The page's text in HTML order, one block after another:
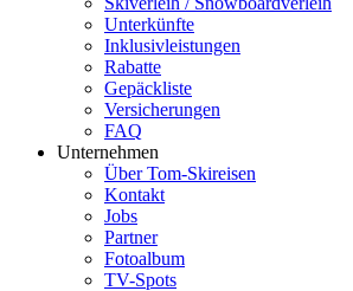
Unterkünfte
Inklusivleistungen
Rabatte
Gepäckliste
Versicherungen
FAQ
Unternehmen
Über Tom-Skireisen
Kontakt
Jobs
Partner
Fotoalbum
TV-Spots